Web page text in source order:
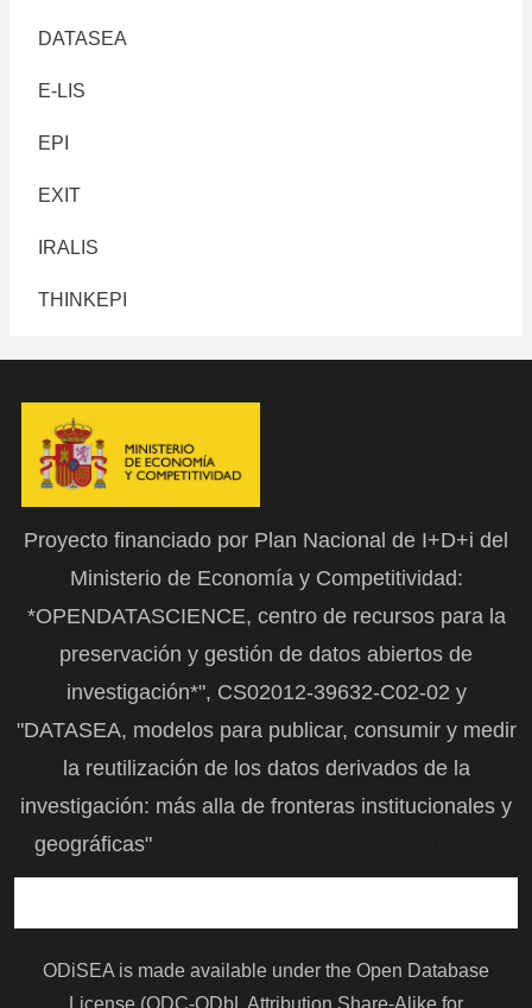
DATASEA
E-LIS
EPI
EXIT
IRALIS
THINKEPI
Proyecto financiado por Plan Nacional de I+D+i del
Ministerio de Economía y Competitividad:
*OPENDATASCIENCE, centro de recursos para la
preservación y gestión de datos abiertos de
investigación*", CS02012-39632-C02-02 y
"DATASEA, modelos para publicar, consumir y medir
la reutilización de los datos derivados de la
investigación: más alla de fronteras institucionales y
geográficas"
ODiSEA is made available under the Open Database
License (ODC-ODbL Attribution Share-Alike for